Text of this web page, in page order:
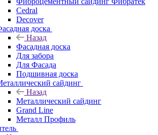
Cedral
Decover
доска
Назад
Фасадная доска
Для забора
Для Фасада
Подшивная доска
сайдинг
Назад
Металлический сайдинг
Grand Line
Металл Профиль